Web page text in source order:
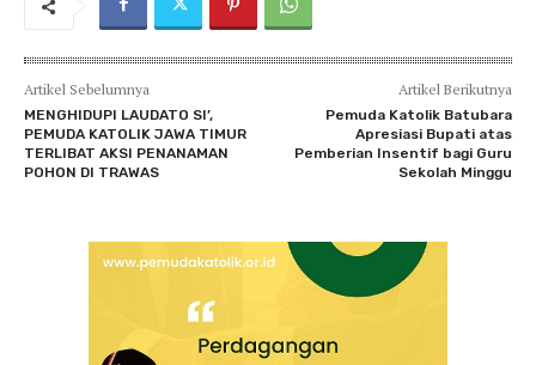
Artikel Sebelumnya
MENGHIDUPI LAUDATO SI’,
PEMUDA KATOLIK JAWA TIMUR
TERLIBAT AKSI PENANAMAN
POHON DI TRAWAS
Artikel Berikutnya
Pemuda Katolik Batubara
Apresiasi Bupati atas
Pemberian Insentif bagi Guru
Sekolah Minggu